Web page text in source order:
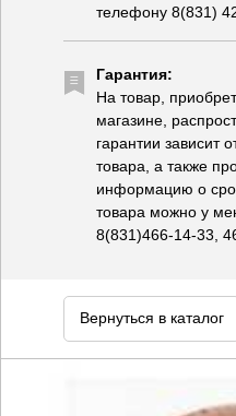
телефону 8(831)
Гарантия:
На товар,
магазине,
гарантии зависит
товара, а также
информацию о
товара можно у
8(831)466-14-33,
Вернуться в каталог